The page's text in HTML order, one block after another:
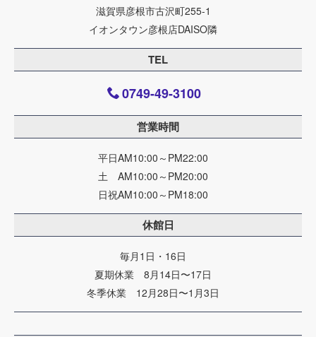
滋賀県彦根市古沢町255-1
イオンタウン彦根店DAISO隣
TEL
0749-49-3100
営業時間
平日AM10:00～PM22:00
土 AM10:00～PM20:00
日祝AM10:00～PM18:00
休館日
毎月1日・16日
夏期休業 8月14日〜17日
冬季休業 12月28日〜1月3日